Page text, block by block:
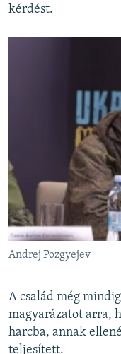
kérdést.
Andrej Pozgyejev
A család még
magyarázatot arra,
harcba, annak
teljesített.